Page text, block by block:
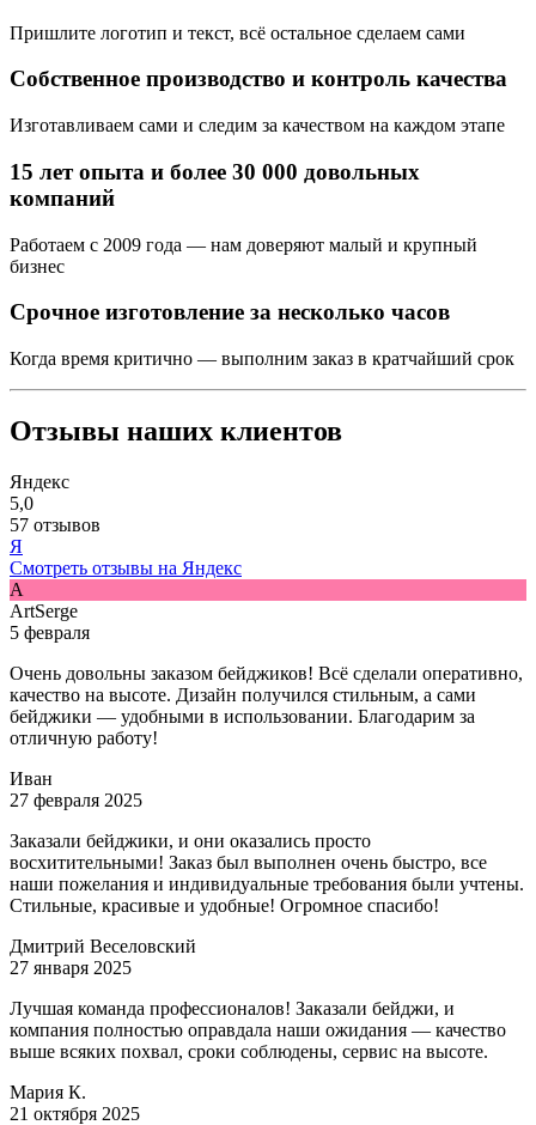
Пришлите логотип и текст, всё остальное сделаем сами
Собственное производство и контроль качества
Изготавливаем сами и следим за качеством на каждом этапе
15 лет опыта и более 30 000 довольных
компаний
Работаем с 2009 года — нам доверяют малый и крупный
бизнес
Срочное изготовление за несколько часов
Когда время критично — выполним заказ в кратчайший срок
Отзывы наших клиентов
Яндекс
5,0
57 отзывов
Я
Смотреть отзывы на Яндекс
A
ArtSerge
5 февраля
Очень довольны заказом бейджиков! Всё сделали оперативно,
качество на высоте. Дизайн получился стильным, а сами
бейджики — удобными в использовании. Благодарим за
отличную работу!
Иван
27 февраля 2025
Заказали бейджики, и они оказались просто
восхитительными! Заказ был выполнен очень быстро, все
наши пожелания и индивидуальные требования были учтены.
Стильные, красивые и удобные! Огромное спасибо!
Дмитрий Веселовский
27 января 2025
Лучшая команда профессионалов! Заказали бейджи, и
компания полностью оправдала наши ожидания — качество
выше всяких похвал, сроки соблюдены, сервис на высоте.
Мария К.
21 октября 2025